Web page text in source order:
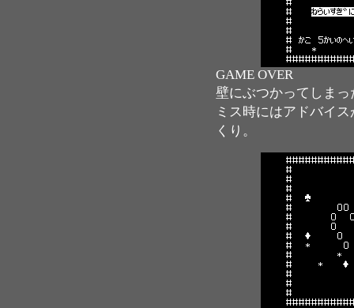
GAME OVER
壁にぶつかってしまっ
ミス時にはアドバイ
くり。